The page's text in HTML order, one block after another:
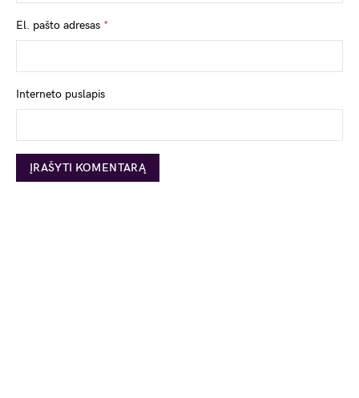
El. pašto adresas *
Interneto puslapis